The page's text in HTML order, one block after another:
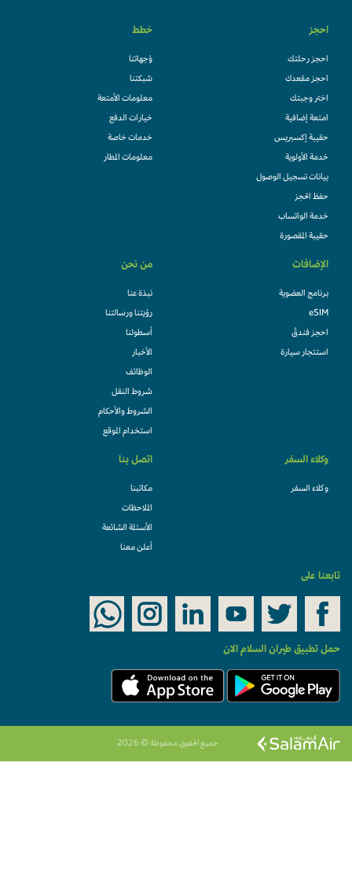
احجز
احجز رحلتك
احجز مقعدك
اختر وجبتك
امتعة إضافية
حقيبة إكسبريس
خدمة الأولوية
بيانات تسجيل الوصول
حفظ الحجز
خدمة الواتساب
حقيبة المقصورة
خطط
وُجهاتنا
شبكتنا
معلومات الأمتعة
خيارات الدفع
خدمات خاصة
معلومات المطار
الإضافات
برنامج العضوية
eSIM
احجز فندقً
استئجار سيارة
من نحن
نبذة عنا
رؤيتنا ورسالتنا
أسطولنا
الأخبار
الوظائف
شروط النقل
الشروط والأحكام
استخدام الموقع
وكلاء السفر
وكلاء السفر
اتصل بنا
مكاتبنا
الملاحظات
الأسئلة الشائعة
أعلن معنا
تابعنا على
حمل تطبيق طيران السلام الان
جميع الحقوق محفوظة © 2026